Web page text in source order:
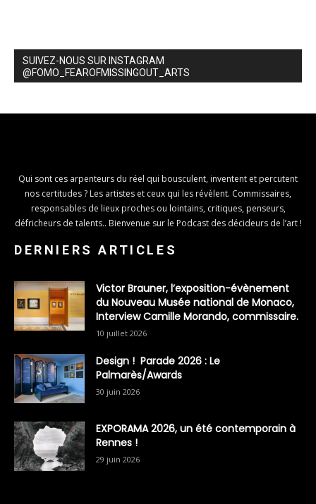
SUIVEZ-NOUS SUR INSTAGRAM
@FOMO_FEAROFMISSINGOUT_ARTS
Qui sont ces arpenteurs du réel qui bousculent, inventent et percutent
nos certitudes ? Les artistes et ceux qui les révèlent. Commissaires,
responsables de lieux proches ou lointains, critiques, penseurs,
défricheurs de talents.. Bienvenue sur le Podcast des décideurs de l’art !
DERNIERS ARTICLES
Victor Brauner, l’exposition-évènement
du Nouveau Musée national de Monaco,
Interview Camille Morando, commissaire.
10 juillet 2026
Design ! Parade 2026 : Le
Palmarès/Awards
30 juin 2026
EXPORAMA 2026, un été contemporain à
Rennes !
29 juin 2026